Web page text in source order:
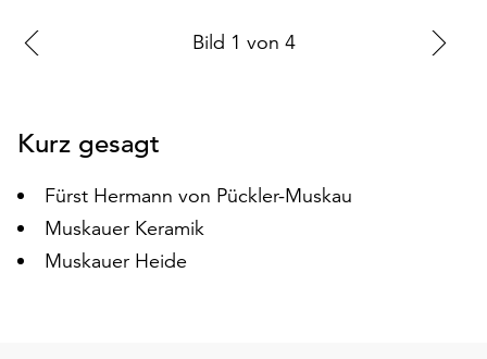
„Alle
Cookies
akzeptieren.
Sie
können
Ihr
Bild 1 von 4
Kurz gesagt
Fürst Hermann von Pückler-Muskau
Muskauer Keramik
Muskauer Heide